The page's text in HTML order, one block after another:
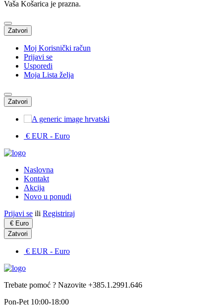
Vaša Košarica je prazna.
Zatvori
Moj Korisnički račun
Prijavi se
Usporedi
Moja Lista želja
Zatvori
hrvatski
€ EUR - Euro
Naslovna
Kontakt
Akcija
Novo u ponudi
Prijavi se ili Registriraj
€ Euro
Zatvori
€ EUR - Euro
Trebate pomoć ? Nazovite +385.1.2991.646
Pon-Pet 10:00-18:00